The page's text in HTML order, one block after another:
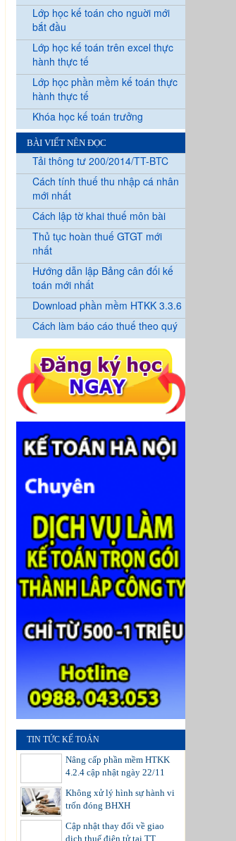
Lớp học kế toán cho nguời mới
bắt đầu
Lớp học kế toán trên excel thực
hành thực tế
Lớp học phần mềm kế toán thực
hành thực tế
Khóa học kế toán trưởng
BÀI VIẾT NÊN ĐỌC
Tải thông tư 200/2014/TT-BTC
Cách tính thuế thu nhập cá nhân
mới nhất
Cách lập tờ khai thuế môn bài
Thủ tục hoàn thuế GTGT mới
nhất
Hướng dẫn lập Bảng cân đối kế
toán mới nhất
Download phần mềm HTKK 3.3.6
Cách làm báo cáo thuế theo quý
TIN TỨC KẾ TOÁN
Nâng cấp phần mềm HTKK
4.2.4 cập nhật ngày 22/11
Không xử lý hình sự hành vi
trốn đóng BHXH
Cập nhật thay đổi về giao
dịch thuế điện tử tại TT